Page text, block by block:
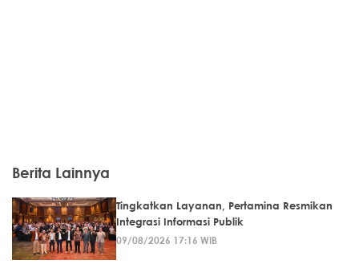
Berita Lainnya
Tingkatkan Layanan, Pertamina Resmikan
Integrasi Informasi Publik
09/08/2026 17:16 WIB